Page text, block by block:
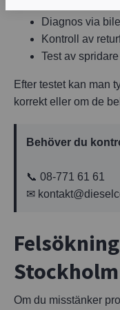
Diagnos via
Kontroll av
Test av
Efter testet kan man
korrekt eller om de
Behöver du
📞 08-771 61 61
✉
Stockholm
Om du misstänker